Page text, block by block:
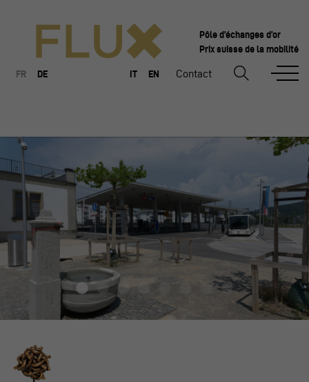
Pôle d’échanges d’or
Prix suisse de la mobilité
FR DE IT EN Contact